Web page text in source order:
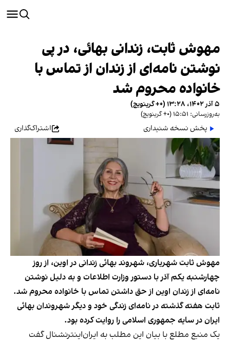
مهوش ثابت، زندانی بهائی، در پی
نوشتن نامه‌ای از زندان از تماس با
خانواده محروم شد
۵ آذر ۱۴۰۲، ۱۳:۲۸ (‎+۰ گرینویچ)
به‌روزرسانی: ۱۵:۵۱ (‎+۰ گرینویچ)
پخش نسخه شنیداری اشتراک‌گذاری
مهوش ثابت شهریاری، شهروند بهائی زندانی در اوین، از روز
چهارشنبه یکم آذر با دستور وزارت اطلاعات و به دلیل نوشتن
نامه‌ای از زندان اوین از حق داشتن تماس با خانواده محروم شد.
ثابت هفته گذشته در نامه‌ای زندگی خود و دیگر شهروندان بهائی
ایران در سایه جمهوری اسلامی را روایت کرده بود.
یک منبع مطلع با بیان این مطلب به ایران‌اینترنشنال گفت